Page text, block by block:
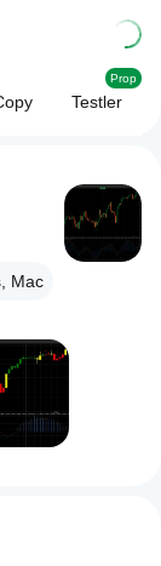
Testler
Prop
Mac